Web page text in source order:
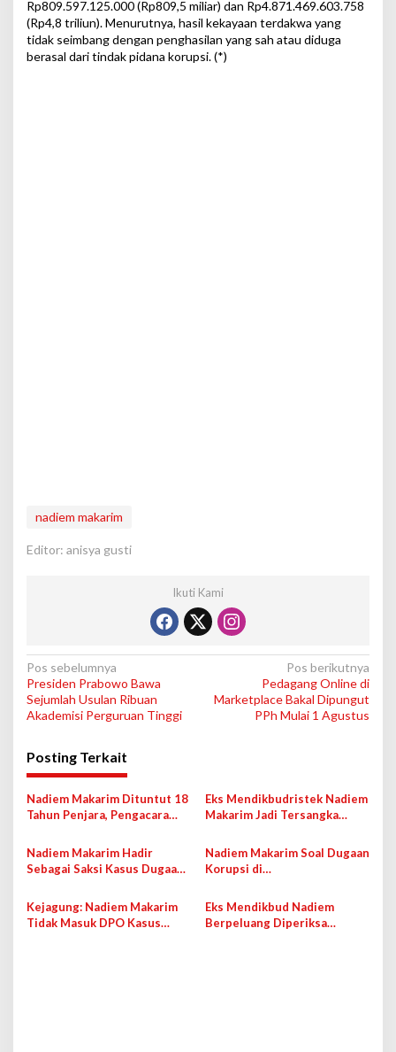
Rp809.597.125.000 (Rp809,5 miliar) dan Rp4.871.469.603.758
(Rp4,8 triliun). Menurutnya, hasil kekayaan terdakwa yang
tidak seimbang dengan penghasilan yang sah atau diduga
berasal dari tindak pidana korupsi. (*)
nadiem makarim
Editor: anisya gusti
Ikuti Kami
N
a
v
i
g
a
s
i
p
o
s
Pos sebelumnya
Presiden Prabowo Bawa
Sejumlah Usulan Ribuan
Akademisi Perguruan Tinggi
Pos berikutnya
Pedagang Online di
Marketplace Bakal Dipungut
PPh Mulai 1 Agustus
Posting Terkait
Nadiem Makarim Dituntut 18
Tahun Penjara, Pengacara
Persidangan
Eks Mendikbudristek Nadiem
Makarim Jadi Tersangka
Laptop
Nadiem Makarim Hadir
Sebagai Saksi Kasus Dugaan
Chromebook Hari Ini
Nadiem Makarim Soal Dugaan
Korupsi di
Pengadaan Laptop untuk
Mitigasi Pandemi Covid-19
Kejagung: Nadiem Makarim
Tidak Masuk DPO Kasus
Eks Mendikbud Nadiem
Berpeluang Diperiksa